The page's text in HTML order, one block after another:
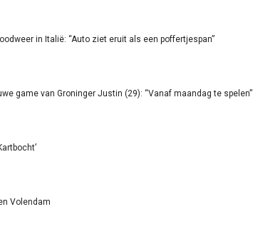
in Italië: “Auto ziet eruit als een poffertjespan”
game van Groninger Justin (29): “Vanaf maandag te spelen”
Volendam